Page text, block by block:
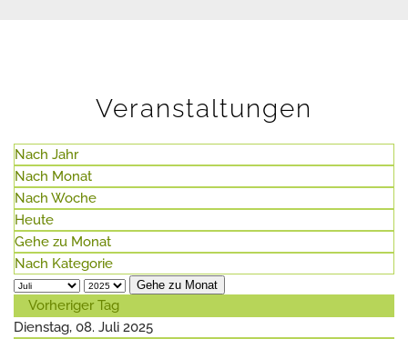
Veranstaltungen
Nach Jahr
Nach Monat
Nach Woche
Heute
Gehe zu Monat
Nach Kategorie
Gehe zu Monat
Vorheriger Tag
Dienstag, 08. Juli 2025